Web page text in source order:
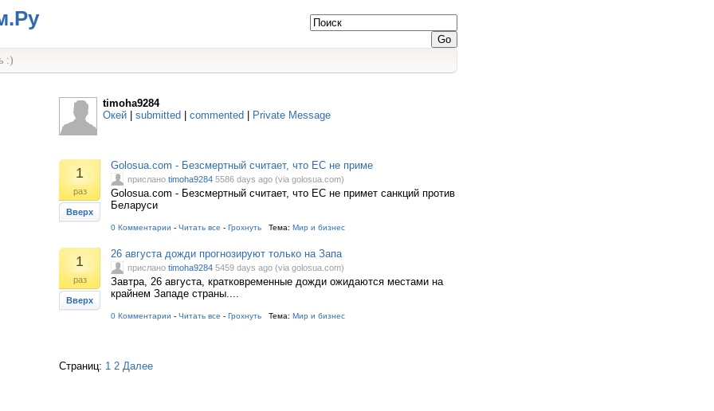
:)
timoha9284
Окей
submitted commented Private Message
1
раз
Вверх
Golosua.com - Безсмертный считает, что ЕС не приме
прислано timoha9284 5586 days ago (via golosua.com)
Golosua.com - Безсмертный считает, что ЕС не примет санкций против
Беларуси
0 Комментарии - Читать все - Грохнуть Тема: Мир и бизнес
1
раз
Вверх
26 августа дожди прогнозируют только на Запа
прислано timoha9284 5459 days ago (via golosua.com)
Завтра, 26 августа, кратковременные дожди ожидаются местами на
крайнем Западе страны....
0 Комментарии - Читать все - Грохнуть Тема: Мир и бизнес
Страниц: 1 2 Далее